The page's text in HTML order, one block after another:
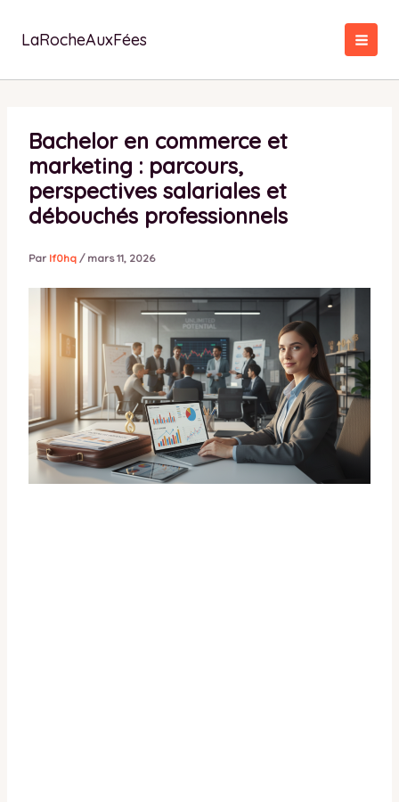
contenuLaRocheAuxFées
Bachelor en commerce et
marketing : parcours,
perspectives salariales et
débouchés professionnels
Par lf0hq / mars 11, 2026